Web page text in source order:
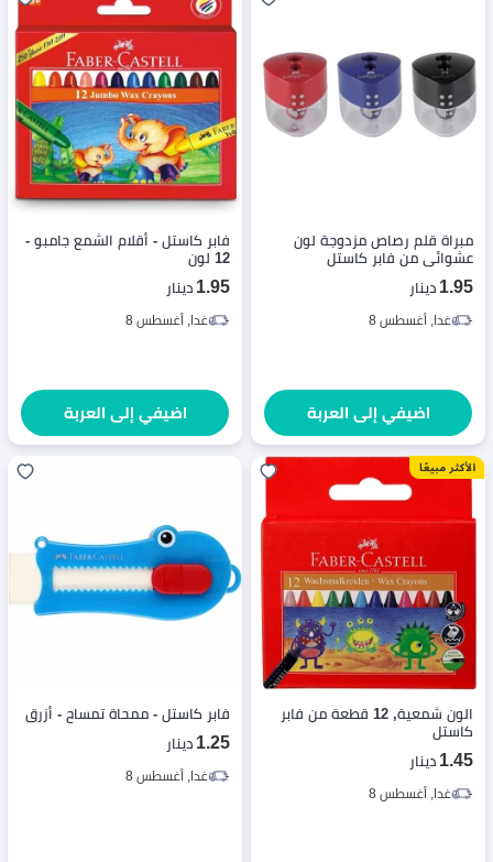
مبراة قلم رصاص مزدوجة لون
عشوائي من فابر كاستل
1.95 دينار
غدا, أغسطس 8
اضيفي إلى العربة
فابر كاستل - أقلام الشمع جامبو -
12 لون
1.95 دينار
غدا, أغسطس 8
اضيفي إلى العربة
الون شمعية, 12 قطعة من فابر
كاستل
1.45 دينار
غدا, أغسطس 8
فابر كاستل - ممحاة تمساح - أزرق
1.25 دينار
غدا, أغسطس 8